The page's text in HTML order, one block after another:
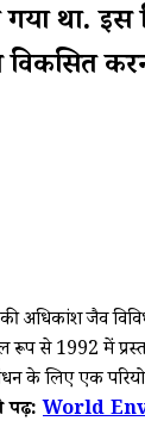
था. इस
विकसित
अधिकांश जैव
से 1992 में
के लिए एक
पढ़ें:World